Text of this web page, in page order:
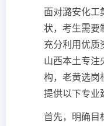
面对潞安化工
状，考生需要
充分利用优质
山西本土专注
构，老黄选岗
提供以下专业
首先，明确目